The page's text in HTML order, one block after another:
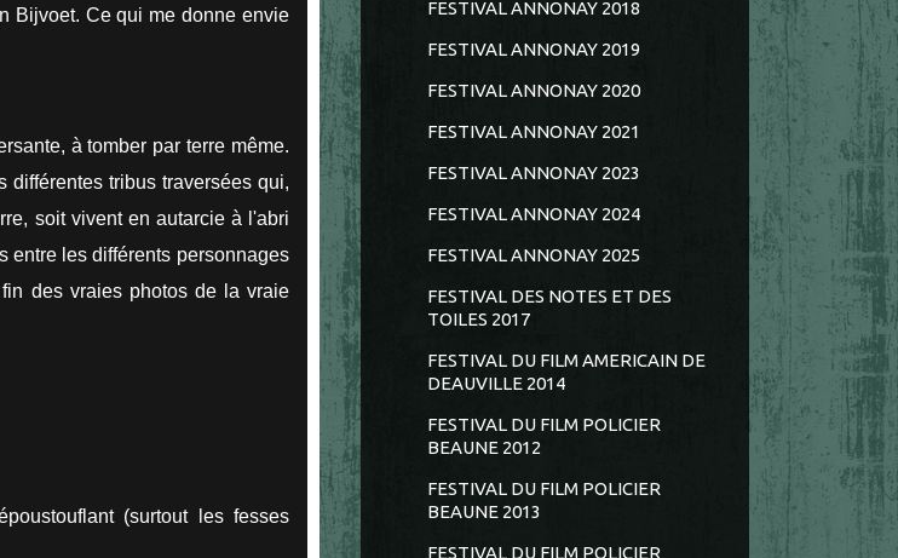
Bijvoet. Ce qui me donne envie
à tomber par terre même.
différentes tribus traversées qui,
soit vivent en autarcie à l'abri
entre les différents personnages
des vraies photos de la vraie
(surtout les fesses
FESTIVAL ANNONAY 2018
FESTIVAL ANNONAY 2019
FESTIVAL ANNONAY 2020
FESTIVAL ANNONAY 2021
FESTIVAL ANNONAY 2023
FESTIVAL ANNONAY 2024
FESTIVAL ANNONAY 2025
FESTIVAL DES NOTES ET DES
TOILES 2017
FESTIVAL DU FILM AMERICAIN DE
DEAUVILLE 2014
FESTIVAL DU FILM POLICIER
BEAUNE 2012
FESTIVAL DU FILM POLICIER
BEAUNE 2013
FESTIVAL DU FILM POLICIER